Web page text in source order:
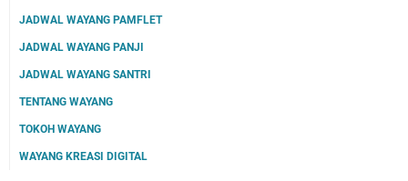
JADWAL WAYANG PAMFLET
JADWAL WAYANG PANJI
JADWAL WAYANG SANTRI
TENTANG WAYANG
TOKOH WAYANG
WAYANG KREASI DIGITAL